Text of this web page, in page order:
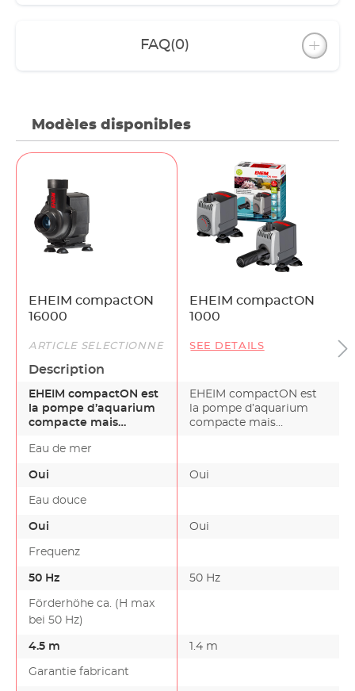
FAQ(0)
Modèles disponibles
EHEIM compactON
16000
EHEIM compactON
1000
ARTICLE SÉLECTIONNÉ SEE DETAILS
Description
EHEIM compactON est
la pompe d’aquarium
compacte mais
La pompe…
EHEIM compactON est
la pompe d’aquarium
compacte mais
Eau de mer
Oui Oui
Eau douce
Oui Oui
Frequenz
50 Hz 50 Hz
Förderhöhe ca. (H max
bei 50 Hz)
4.5 m 1.4 m
Garantie fabricant